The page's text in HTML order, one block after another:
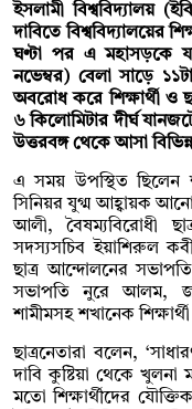
ইসলামী বিশ্ববিদ্যালয়
দাবিতে বিশ্ববিদ্যালয়ের
ঘণ্টা পর এ মহাসড়কে
নভেম্বর) বেলা সাড়ে
অবরোধ করে শিক্ষার্থী ও
৬ কিলোমিটার দীর্ঘ
উত্তরবঙ্গ থেকে আসা
এ সময় উপস্থিত ছিলেন
সিনিয়র যুগ্ম আহ্বায়ক
আলী, বৈষম্যবিরোধী
সদস্যসচিব ইয়াশিরুল
ছাত্র আন্দোলনের
সভাপতি নুরে আলম,
শামীমসহ শখানেক
ছাত্রনেতারা বলেন,
দাবি কুষ্টিয়া থেকে
মতো শিক্ষার্থীদের